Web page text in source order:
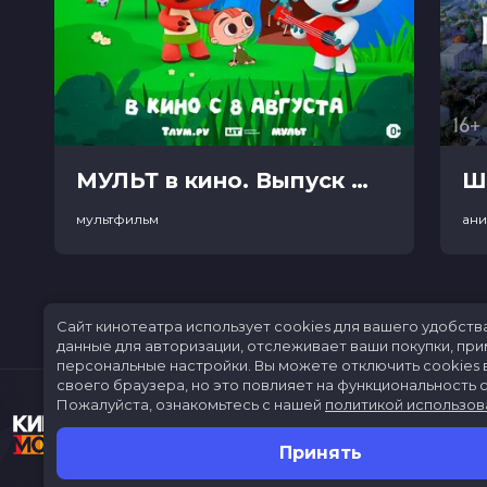
МУЛЬТ в кино. Выпуск №198. Некогда скучать (0+)
мультфильм
Сайт кинотеатра использует cookies для вашего
данные для авторизации, отслеживает ваши покупки,
персональные настройки. Вы можете отключить cookies
своего браузера, но это повлияет на функциональность
Пожалуйста, ознакомьтесь с нашей политикой
Принять